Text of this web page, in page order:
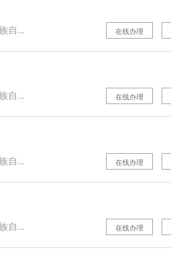
自... 在线办理
自... 在线办理
自... 在线办理
自... 在线办理